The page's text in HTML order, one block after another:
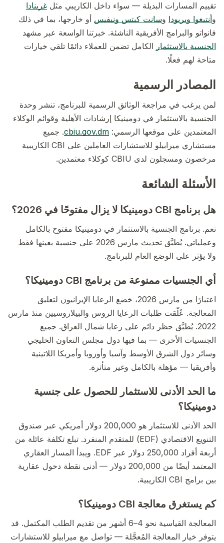
تقييم المسارات البديلة — سواء داخل الكاريبي مثل غرينادا
وأنتيغوا وبربودا وسانت كيتس ونيفيس أو خارجها، بما في ذلك
فانواتو والبرامج الأفريقية الناشئة. خبرتنا الواسعة عبر مشهد
الجنسية بالاستثمار الكامل تضمن للعملاء دائمًا تلقي خيارات
متاحة لهم فعلًا.
المصادر الرسمية
لمن يرغب في مراجعة الوثائق الرسمية للبرنامج، تنشر وحدة
الجنسية بالاستثمار في دومينيكا إرشادات الأهلية وقوائم الوكلاء
المعتمدين على موقعها الرسمي: cbiu.gov.dm. جميع
مستشاري ميرابيلو للاستشارات العاملين على CBI الكاريبية
مرخصون ومسجلون لدى CBIU كوكلاء معتمدين.
الأسئلة الشائعة
هل برنامج CBI دومينيكا لا يزال مفتوحًا في 2026؟
نعم. برنامج الجنسية بالاستثمار في دومينيكا مفتوح بالكامل
وعملياتي. يُطبَّق تحديث مارس 2026 على جنسية بعينها فقط
ولا يؤثر على الوضع العام للبرنامج.
أي الجنسيات ممنوعة من برنامج CBI دومينيكا؟
اعتبارًا من مارس 2026، خضع الرعايا الإيرانيون لتعليق
المعالجة. عُلّقت طلبات الرعايا الروس والبيلاروسيين منذ مارس
2022. يُطبَّق حظر دائم على رعايا شمال العراق. جميع
الجنسيات الأخرى — بما فيها دول مجلس التعاون الخليجي
وسائر دول الشرق الأوسط وآسيا وأوروبا وأمريكا اللاتينية
وأفريقيا — مؤهلة بالكامل وغير متأثرة.
ما الحد الأدنى للاستثمار للحصول على جنسية
دومينيكا؟
الحد الأدنى للاستثمار هو 200,000 دولار أمريكي عبر صندوق
التنويع الاقتصادي (EDF) للمتقدم المنفرد. تبلغ تكلفة عائلة من
أربعة أفراد 250,000 دولار عبر EDF. ويبدأ المسار العقاري
المعتمد أيضًا من 200,000 دولار — أدنى نقطة دخول عقارية
بين برامج CBI الكاريبية.
كم يستغرق معالجة CBI دومينيكا؟
المعالجة القياسية نحو 4–6 أشهر من تقديم الطلب المكتمل. قد
يتوفر خيار المعالجة المُعجَّلة — تواصل مع ميرابيلو للاستشارات